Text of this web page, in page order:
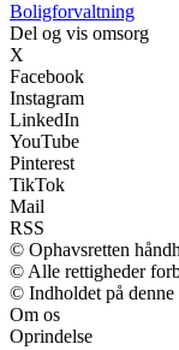
Boligforvaltning
Del og vis omsorg
X
Facebook
Instagram
LinkedIn
YouTube
Pinterest
TikTok
Mail
RSS
© Ophavsretten
© Alle rettigheder
© Indholdet på denne
Om os
Oprindelse